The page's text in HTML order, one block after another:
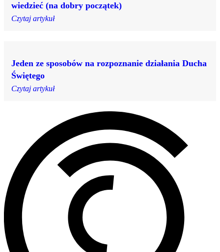
wiedzieć (na dobry początek)
Czytaj artykuł
Jeden ze sposobów na rozpoznanie działania Ducha
Świętego
Czytaj artykuł